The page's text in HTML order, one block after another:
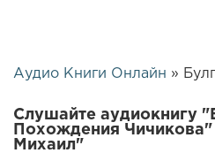
Аудио Книги Онлайн »
Слушайте аудиокнигу
Похождения Чичикова"
Михаил"